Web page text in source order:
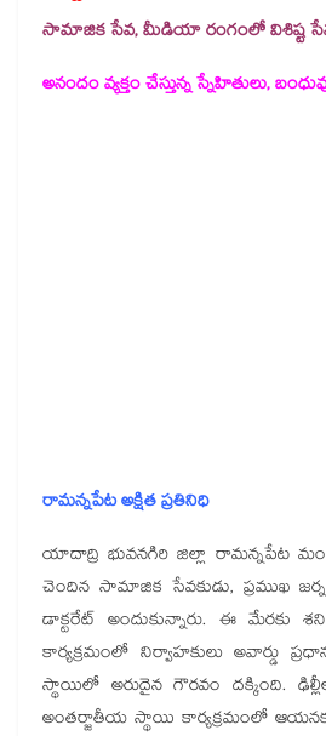
సామాజిక సేవ, మీడియా రంగంలో విశిష్ట
అనందం వ్యక్తం చేస్తున్న స్నేహితులు,
రామన్నపేట అక్షిత ప్రతినిధి
యాదాద్రి భువనగిరి జిల్లా రామన్నపేట
చెందిన సామాజిక సేవకుడు, ప్రముఖ
డాక్టరేట్ అందుకున్నారు. ఈ మేరకు
కార్యక్రమంలో నిర్వాహకులు అవార్డు
స్థాయిలో అరుదైన గౌరవం దక్కింది.
అంతర్జాతీయ స్థాయి కార్యక్రమంలో